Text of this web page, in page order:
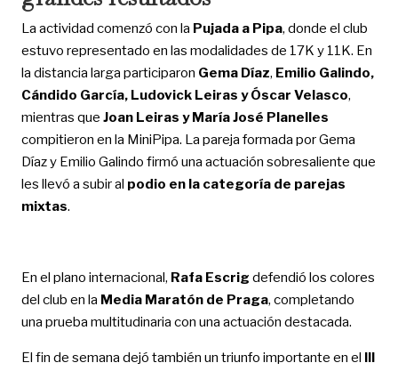
La actividad comenzó con la Pujada a Pipa, donde el club
estuvo representado en las modalidades de 17K y 11K. En
la distancia larga participaron Gema Díaz, Emilio Galindo,
Cándido García, Ludovick Leiras y Óscar Velasco,
mientras que Joan Leiras y María José Planelles
compitieron en la MiniPipa. La pareja formada por Gema
Díaz y Emilio Galindo firmó una actuación sobresaliente que
les llevó a subir al podio en la categoría de parejas
mixtas.
En el plano internacional, Rafa Escrig defendió los colores
del club en la Media Maratón de Praga, completando
una prueba multitudinaria con una actuación destacada.
El fin de semana dejó también un triunfo importante en el III